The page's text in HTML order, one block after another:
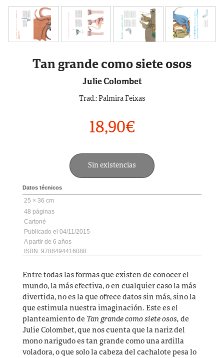
Tan grande como siete osos
Julie Colombet
Trad.: Palmira Feixas
18,90€
Sin existencias
Datos técnicos
25 × 36 cm
48
Cartoné
04/11/2015
6
ISBN: 9788494416088
Entre todas las formas que existen de conocer el
mundo, la más efectiva, o en cualquier caso la más
divertida, no es la que ofrece datos sin más, sino la
que estimula nuestra imaginación. Este es el
planteamiento de Tan grande como siete osos, de
Julie Colombet, que nos cuenta que la nariz del
mono narigudo es tan grande como una ardilla
voladora, o que solo la cabeza del cachalote pesa lo